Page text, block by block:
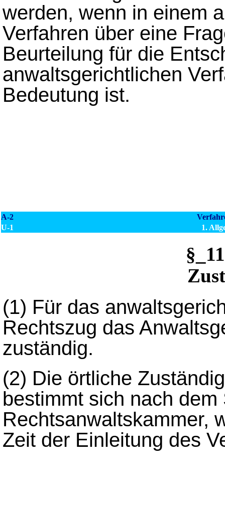
werden, wenn in einem
Verfahren über eine
Beurteilung für die
anwaltsgerichtlichen
Bedeutung ist.
A-2
U-1
1.
(1) Für das
Rechtszug das
zuständig.
(2) Die örtliche
bestimmt sich nach dem
Rechtsanwaltskammer,
Zeit der Einleitung des